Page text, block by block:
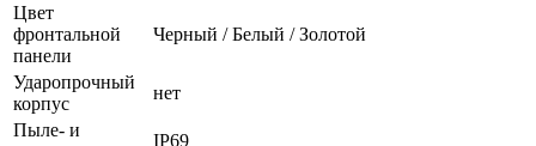
Цвет
фронтальной
панели
Черный / Белый / Золотой
Ударопрочный
корпус
нет
Пыле- и
IP69